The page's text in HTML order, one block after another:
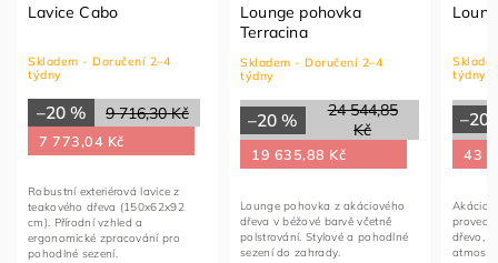
Lavice Cabo
Skladem - Doručení 2–4
týdny
9 716,30 Kč
–20 %
7 773,04 Kč
Robustní exteriérová lavice z
teakového dřeva (150x62x92
cm). Přírodní vzhled a
ergonomické zpracování pro
pohodlné sezení.
Lounge pohovka
Terracina
Skladem - Doručení 2–4
týdny
24 544,85
Kč
–20 %
19 635,88 Kč
Lounge pohovka z akáciového
dřeva v béžové barvě včetně
polstrování. Stylové a pohodlné
sezení do zahrady.
týdny
–20
43
dřevo,